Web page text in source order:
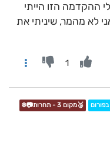
ההקדמה הזו הייתי
לא מהמר, שיניתי את
1
🥉מקום 3 - תחרות📷❄️